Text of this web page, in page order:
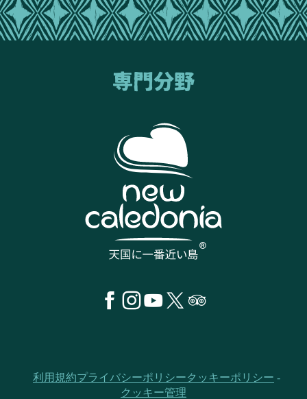
専門分野
利用規約プライバシーポリシークッキーポリシー
クッキー管理